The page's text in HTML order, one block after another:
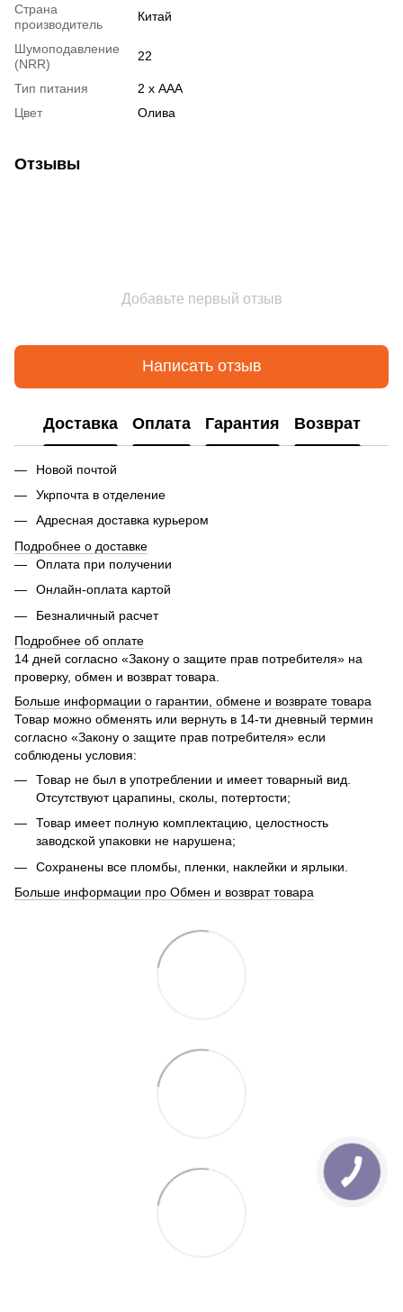
Страна
производитель
Китай
Шумоподавление
(NRR)
22
Тип питания
2 х AAA
Цвет
Олива
Отзывы
Добавьте первый отзыв
Написать отзыв
Доставка Оплата Гарантия Возврат
Новой почтой
Укрпочта в отделение
Адресная доставка курьером
Подробнее о доставке
Оплата при получении
Онлайн-оплата картой
Безналичный расчет
Подробнее об оплате
14 дней согласно «Закону о защите прав потребителя» на
проверку, обмен и возврат товара.
Больше информации о гарантии, обмене и возврате товара
Товар можно обменять или вернуть в 14-ти дневный термин
согласно «Закону о защите прав потребителя» если
соблюдены условия:
Товар не был в употреблении и имеет товарный вид.
Отсутствуют царапины, сколы, потертости;
Товар имеет полную комплектацию, целостность
заводской упаковки не нарушена;
Сохранены все пломбы, пленки, наклейки и ярлыки.
Больше информации про Обмен и возврат товара